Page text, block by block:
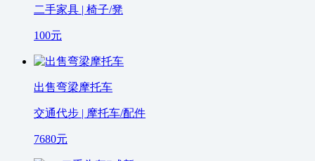
二手家具 | 椅子/凳
100元
出售弯梁摩托车
交通代步 | 摩托车/配件
7680元